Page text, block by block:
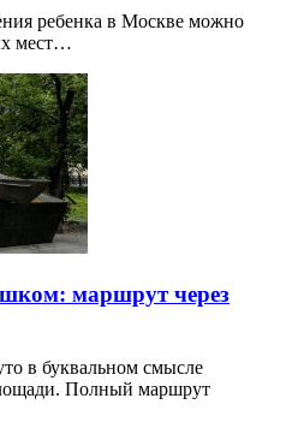
ребенка в Москве можно
мест…
маршрут через
в буквальном смысле
Полный маршрут